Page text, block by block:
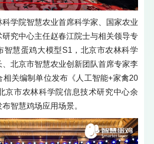
科学院智慧农业首席科学家、国家农业
究中心主任赵春江院士与相关领导专
智慧蛋鸡大模型S1，北京市农林科学
、北京市智慧农业创新团队首席专家李
相关编制单位发布《人工智能+家禽20
京市农林科学院信息技术研究中心余
智慧鸡场应用场景。